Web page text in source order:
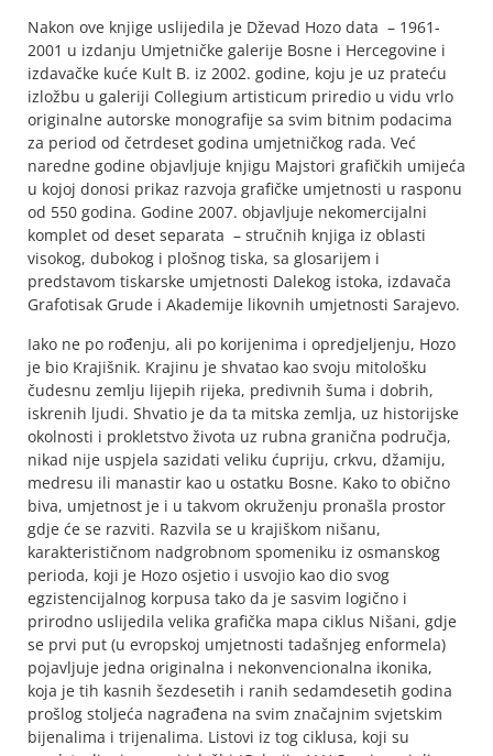
Nakon ove knjige uslijedila je Dževad Hozo data – 1961-
2001 u izdanju Umjetničke galerije Bosne i Hercegovine i
izdavačke kuće Kult B. iz 2002. godine, koju je uz prateću
izložbu u galeriji Collegium artisticum priredio u vidu vrlo
originalne autorske monografije sa svim bitnim podacima
za period od četrdeset godina umjetničkog rada. Već
naredne godine objavljuje knjigu Majstori grafičkih umijeća
u kojoj donosi prikaz razvoja grafičke umjetnosti u rasponu
od 550 godina. Godine 2007. objavljuje nekomercijalni
komplet od deset separata – stručnih knjiga iz oblasti
visokog, dubokog i plošnog tiska, sa glosarijem i
predstavom tiskarske umjetnosti Dalekog istoka, izdavača
Grafotisak Grude i Akademije likovnih umjetnosti Sarajevo.
Iako ne po rođenju, ali po korijenima i opredjeljenju, Hozo
je bio Krajišnik. Krajinu je shvatao kao svoju mitološku
čudesnu zemlju lijepih rijeka, predivnih šuma i dobrih,
iskrenih ljudi. Shvatio je da ta mitska zemlja, uz historijske
okolnosti i prokletstvo života uz rubna granična područja,
nikad nije uspjela sazidati veliku ćupriju, crkvu, džamiju,
medresu ili manastir kao u ostatku Bosne. Kako to obično
biva, umjetnost je i u takvom okruženju pronašla prostor
gdje će se razviti. Razvila se u krajiškom nišanu,
karakterističnom nadgrobnom spomeniku iz osmanskog
perioda, koji je Hozo osjetio i usvojio kao dio svog
egzistencijalnog korpusa tako da je sasvim logično i
prirodno uslijedila velika grafička mapa ciklus Nišani, gdje
se prvi put (u evropskoj umjetnosti tadašnjeg enformela)
pojavljuje jedna originalna i nekonvencionalna ikonika,
koja je tih kasnih šezdesetih i ranih sedamdesetih godina
prošlog stoljeća nagrađena na svim značajnim svjetskim
bijenalima i trijenalima. Listovi iz tog ciklusa, koji su